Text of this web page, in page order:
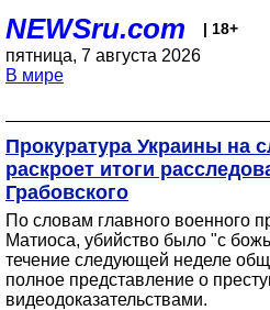
NEWSru.com | 18+
пятница, 7 августа 2026
В мире
Прокуратура Украины на
раскроет итоги
Грабовского
По словам главного военного
Матиоса, убийство было "с
течение следующей неделе
полное представление о
видеодоказательствами.